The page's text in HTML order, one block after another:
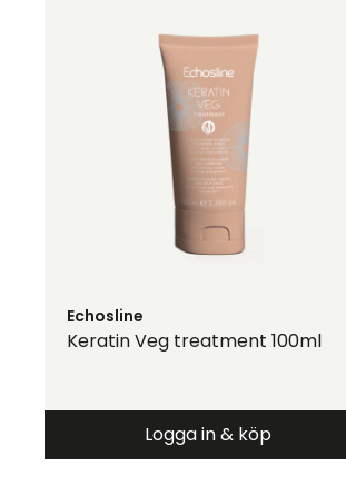
Echosline
Keratin Veg treatment 100ml
Logga in & köp